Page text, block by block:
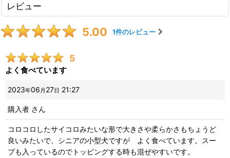
レビュー
5.00 1件のレビュー
5
よく食べています
2023年06 月 27日 21:27
購入者 さん
コロコロしたサイコロみたいな形で大きさや柔らかさもちょうど
良いみたいで、シニアの小型犬ですが よく食べています。スー
プも入っているのでトッピングする時も混ぜやすいです。